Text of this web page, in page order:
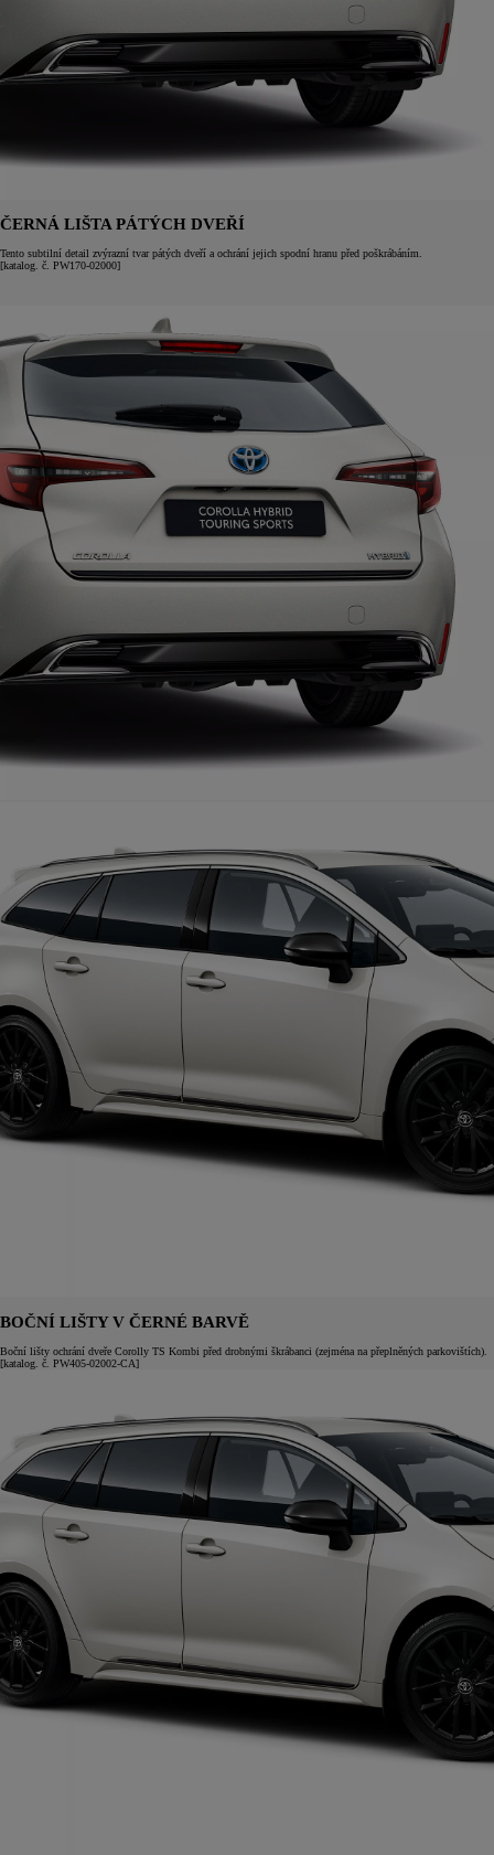
ČERNÁ LIŠTA PÁTÝCH DVEŘÍ
Tento subtilní detail zvýrazní tvar pátých dveří a ochrání jejich spodní hranu před poškrábáním.
[katalog. č. PW170-02000]
BOČNÍ LIŠTY V ČERNÉ BARVĚ
Boční lišty ochrání dveře Corolly TS Kombi před drobnými škrábanci (zejména na přeplněných parkovištích).
[katalog. č. PW405-02002-CA]